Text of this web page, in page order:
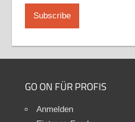
GO ON FÜR PROFIS
Anmelden